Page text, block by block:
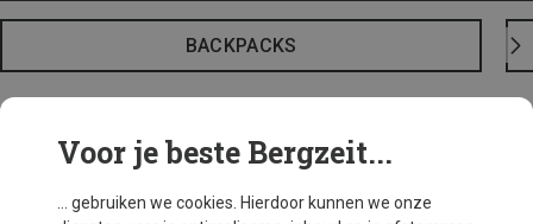
BACKPACKS
Voor je beste Bergzeit...
... gebruiken we cookies. Hierdoor kunnen we onze